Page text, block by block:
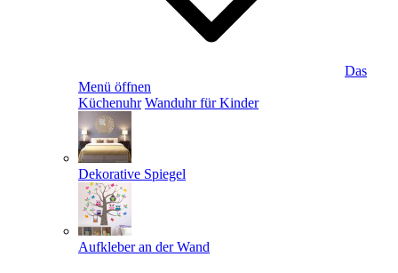
Das
Menü öffnen
Küchenuhr Wanduhr für Kinder
Dekorative Spiegel
Aufkleber an der Wand